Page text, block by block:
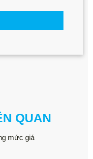
QUAN
mức giá